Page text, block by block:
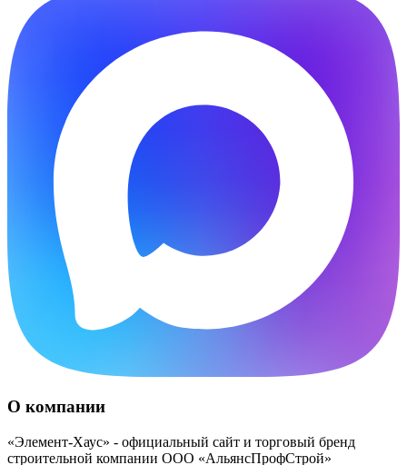
О компании
«Элемент-Хаус» - официальный сайт и торговый бренд
строительной компании ООО «АльянсПрофСтрой»